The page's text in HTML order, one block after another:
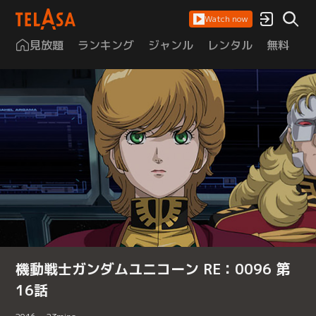
Watch now
見放題 ランキング ジャンル レンタル 無料
機動戦士ガンダムユニコーン RE：0096 第
16話